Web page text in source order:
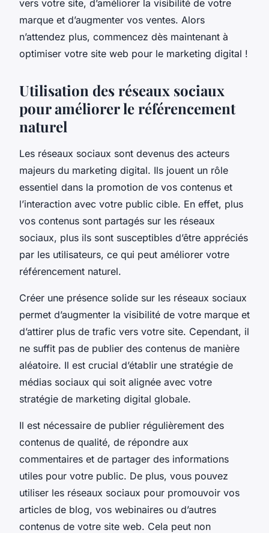
vers votre site, d’améliorer la visibilité de votre
marque et d’augmenter vos ventes. Alors
n’attendez plus, commencez dès maintenant à
optimiser votre site web pour le marketing digital !
Utilisation des réseaux sociaux
pour améliorer le référencement
naturel
Les réseaux sociaux sont devenus des acteurs
majeurs du marketing digital. Ils jouent un rôle
essentiel dans la promotion de vos contenus et
l’interaction avec votre public cible. En effet, plus
vos contenus sont partagés sur les réseaux
sociaux, plus ils sont susceptibles d’être appréciés
par les utilisateurs, ce qui peut améliorer votre
référencement naturel.
Créer une présence solide sur les réseaux sociaux
permet d’augmenter la visibilité de votre marque et
d’attirer plus de trafic vers votre site. Cependant, il
ne suffit pas de publier des contenus de manière
aléatoire. Il est crucial d’établir une stratégie de
médias sociaux qui soit alignée avec votre
stratégie de marketing digital globale.
Il est nécessaire de publier régulièrement des
contenus de qualité, de répondre aux
commentaires et de partager des informations
utiles pour votre public. De plus, vous pouvez
utiliser les réseaux sociaux pour promouvoir vos
articles de blog, vos webinaires ou d’autres
contenus de votre site web. Cela peut non